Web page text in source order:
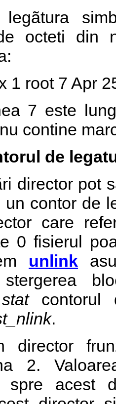
octeti din
1 root 7 Apr
7 este
contine
de
director pot
un contor de
care
0 fisierul
unlink
stergerea
statcontorul
.
director
2.
spre acest